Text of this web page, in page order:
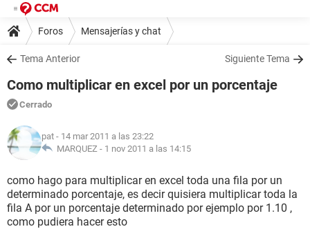
Foros Mensajerías y chat
Tema Anterior Siguiente Tema
Como multiplicar en excel por un porcentaje
Cerrado
pat - 14 mar 2011 a las 23:22
MARQUEZ - 1 nov 2011 a las 14:15
como hago para multiplicar en excel toda una fila por un
determinado porcentaje, es decir quisiera multiplicar toda la
fila A por un porcentaje determinado por ejemplo por 1.10 ,
como pudiera hacer esto